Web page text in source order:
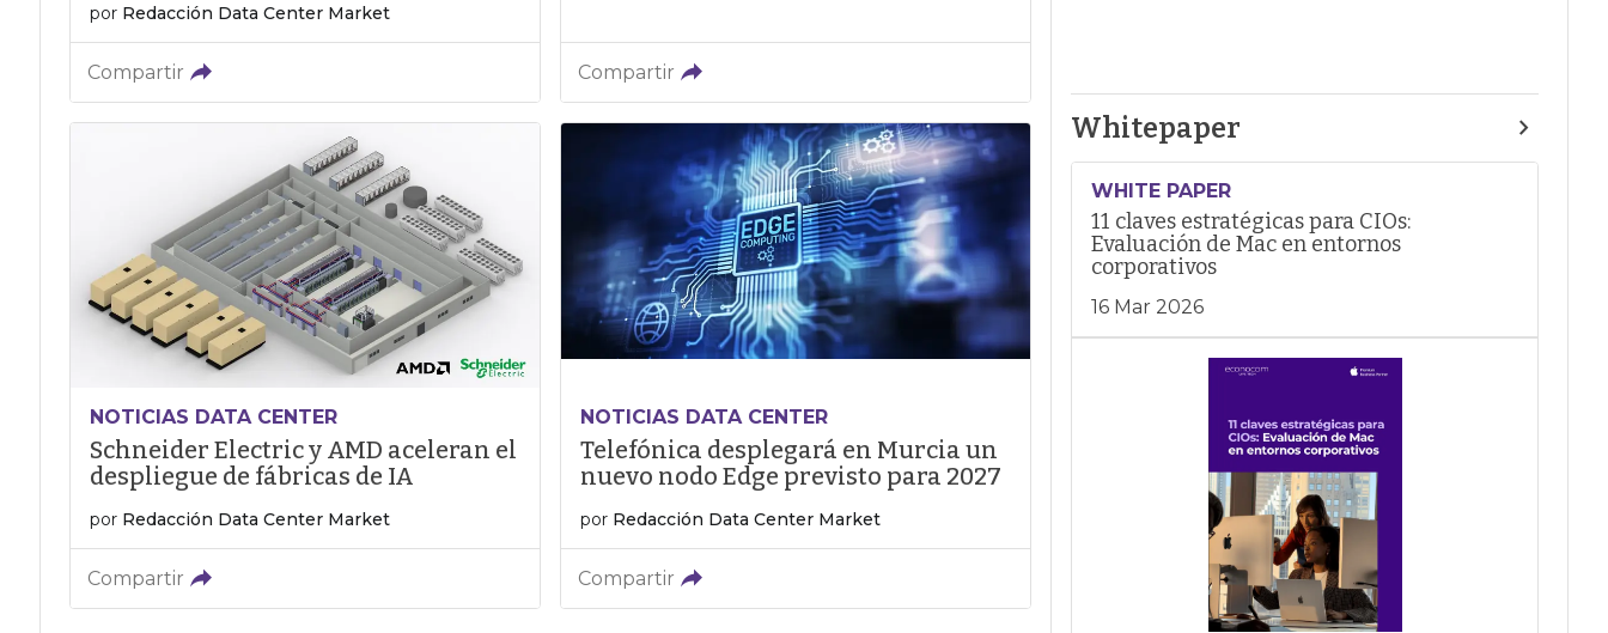
por Redacción Data Center Market
Compartir Compartir
NOTICIAS DATA CENTER
Schneider Electric y AMD aceleran el
despliegue de fábricas de IA
por Redacción Data Center Market
Compartir
NOTICIAS DATA CENTER
Telefónica desplegará en Murcia un
nuevo nodo Edge previsto para 2027
por Redacción Data Center Market
Compartir
Whitepaper
WHITE PAPER
11 claves estratégicas para CIOs:
Evaluación de Mac en entornos
corporativos
16 Mar 2026